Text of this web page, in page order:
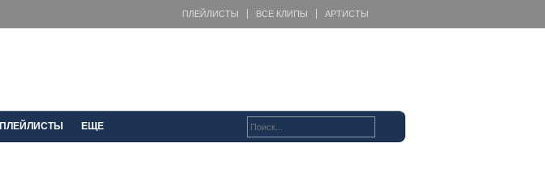
ПЛЕЙЛИСТЫ ВСЕ КЛИПЫ АРТИСТЫ
ПЛЕЙЛИСТЫ ЕЩЕ